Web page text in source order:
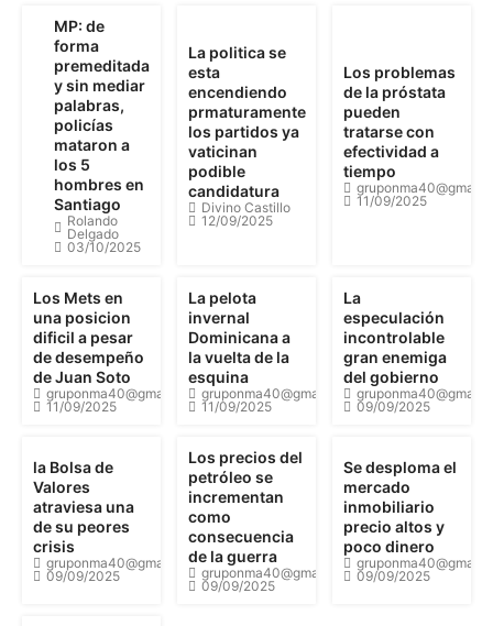
Detalles
MP: de
forma
premeditada
y sin mediar
palabras,
policías
mataron a
los 5
hombres en
Santiago
Rolando
Delgado
03/10/2025
La politica se
esta
encendiendo
prmaturamente
los partidos ya
vaticinan
podible
candidatura
Divino Castillo
12/09/2025
Los problemas
de la próstata
pueden
tratarse con
efectividad a
tiempo
11/09/2025
Los Mets en
una posicion
dificil a pesar
de desempeño
de Juan Soto
gruponma40@gmail.com
11/09/2025
La pelota
invernal
Dominicana a
la vuelta de la
esquina
gruponma40@gmail.com
11/09/2025
La
especulación
incontrolable
gran enemiga
del gobierno
09/09/2025
la Bolsa de
Valores
atraviesa una
de su peores
crisis
gruponma40@gmail.com
09/09/2025
Los precios del
petróleo se
incrementan
como
consecuencia
de la guerra
gruponma40@gmail.com
09/09/2025
Se desploma el
mercado
inmobiliario
precio altos y
poco dinero
09/09/2025